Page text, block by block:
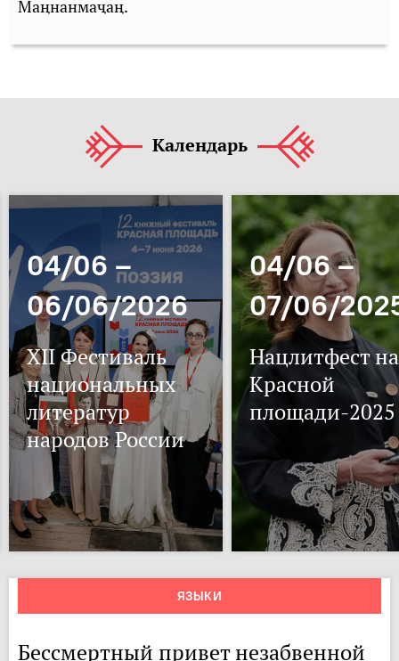
Маңнанмаҷаң.
Календарь
04/06 –
06/06/2026
XII Фестиваль
национальных
литератур
народов России
04/06 –
07/06/
Нацлитфест на
Красной
площади-2025
ЯЗЫКИ
Бессмертный привет незабвенной